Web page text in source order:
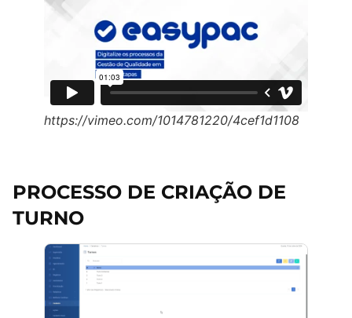
https://vimeo.com/1014781220/4cef1d1108
PROCESSO DE CRIAÇÃO DE
TURNO